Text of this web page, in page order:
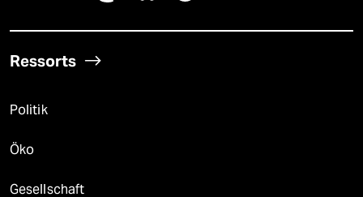
Ressorts
Politik
Öko
Gesellschaft